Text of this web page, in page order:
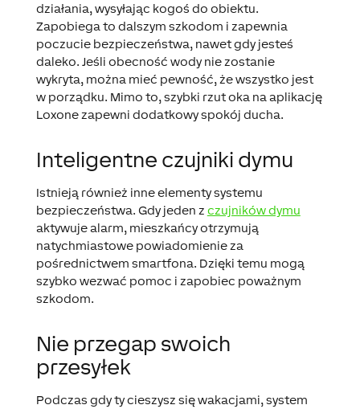
działania, wysyłając kogoś do obiektu.
Zapobiega to dalszym szkodom i zapewnia
poczucie bezpieczeństwa, nawet gdy jesteś
daleko. Jeśli obecność wody nie zostanie
wykryta, można mieć pewność, że wszystko jest
w porządku. Mimo to, szybki rzut oka na aplikację
Loxone zapewni dodatkowy spokój ducha.
Inteligentne czujniki dymu
Istnieją również inne elementy systemu
bezpieczeństwa. Gdy jeden z czujników dymu
aktywuje alarm, mieszkańcy otrzymują
natychmiastowe powiadomienie za
pośrednictwem smartfona. Dzięki temu mogą
szybko wezwać pomoc i zapobiec poważnym
szkodom.
Nie przegap swoich
przesyłek
Podczas gdy ty cieszysz się wakacjami, system